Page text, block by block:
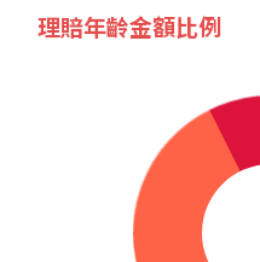
理賠年齡金額比例